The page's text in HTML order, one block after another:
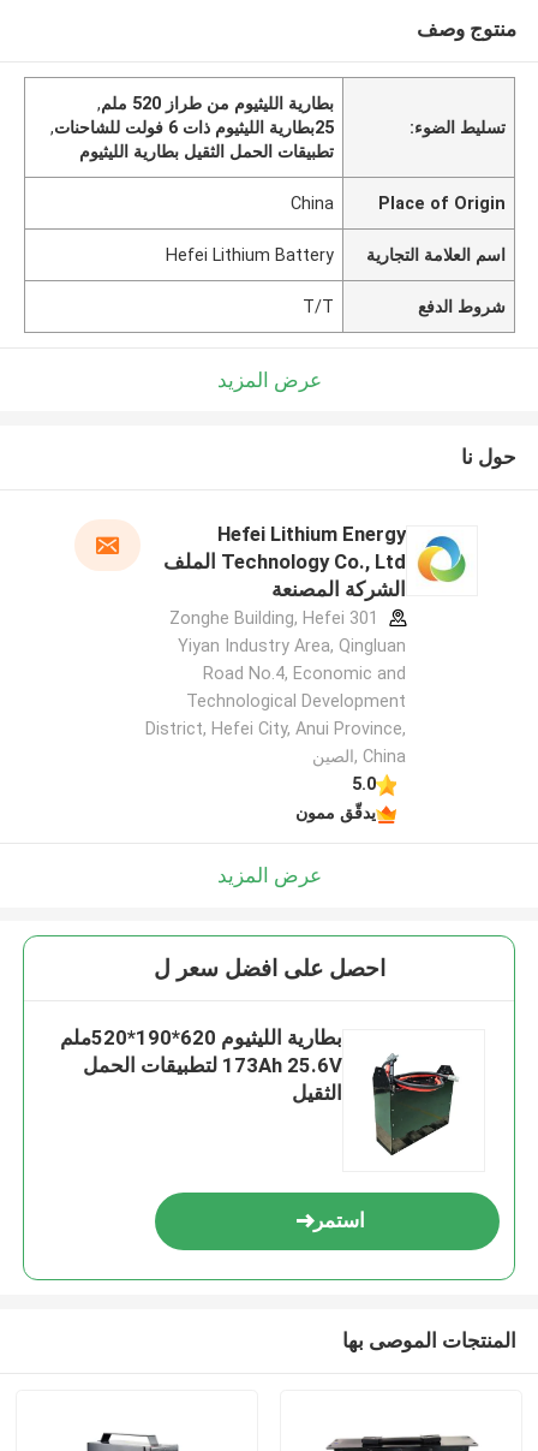
منتوج وصف
تسليط الضوء:
بطارية الليثيوم من طراز 520 ملم
,
25بطارية الليثيوم ذات 6 فولت للشاحنات
,
تطبيقات الحمل الثقيل بطارية الليثيوم
Place of Origin
China
اسم العلامة التجارية Hefei Lithium Battery
شروط الدفع T/T
عرض المزيد
حول نا
Hefei Lithium Energy
Technology Co., Ltd الملف
الشركة المصنعة
301 Zonghe Building, Hefei
Yiyan Industry Area, Qingluan
Road No.4, Economic and
Technological Development
District, Hefei City, Anui Province,
China ,الصين
5.0
يدقّق ممون
عرض المزيد
احصل على افضل سعر ل
بطارية الليثيوم 620*190*520ملم
173Ah 25.6V لتطبيقات الحمل
الثقيل
استمر
المنتجات الموصى بها